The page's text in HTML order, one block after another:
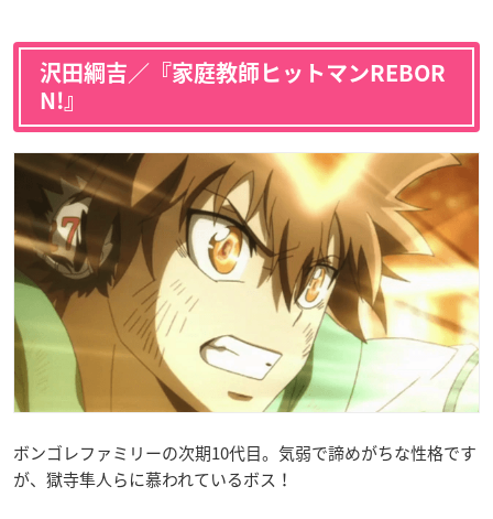
沢田綱吉／『家庭教師ヒットマンREBOR
N!』
ボンゴレファミリーの次期10代目。気弱で諦めがちな性格です
が、獄寺隼人らに慕われているボス！